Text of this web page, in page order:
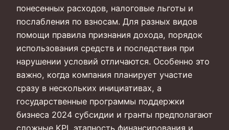
понесенных расходов, налоговые льготы и
послабления по взносам. Для разных видов
помощи правила признания дохода, порядок
использования средств и последствия при
нарушении условий отличаются. Особенно это
важно, когда компания планирует участие
сразу в нескольких инициативах, а
государственные программы поддержки
бизнеса 2024 субсидии и гранты предполагают
сложные KPI, этапность финансирования и